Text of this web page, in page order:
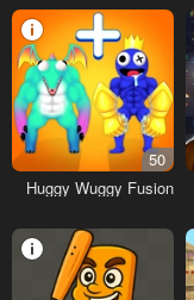
50
Huggy Wuggy Fusion